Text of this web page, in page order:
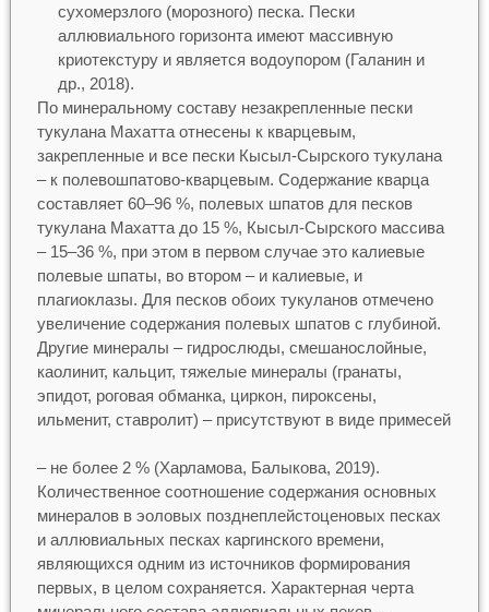
сухомерзлого (морозного) песка. Пески
аллювиального горизонта имеют массивную
криотекстуру и является водоупором (Галанин и
др., 2018).
По минеральному составу незакрепленные пески
тукулана Махатта отнесены к кварцевым,
закрепленные и все пески Кысыл-Сырского тукулана
– к полевошпатово-кварцевым. Содержание кварца
составляет 60–96 %, полевых шпатов для песков
тукулана Махатта до 15 %, Кысыл-Сырского массива
– 15–36 %, при этом в первом случае это калиевые
полевые шпаты, во втором – и калиевые, и
плагиоклазы. Для песков обоих тукуланов отмечено
увеличение содержания полевых шпатов с глубиной.
Другие минералы – гидрослюды, смешанослойные,
каолинит, кальцит, тяжелые минералы (гранаты,
эпидот, роговая обманка, циркон, пироксены,
ильменит, ставролит) – присутствуют в виде примесей
– не более 2 % (Харламова, Балыкова, 2019).
Количественное соотношение содержания основных
минералов в эоловых позднеплейстоценовых песках
и аллювиальных песках каргинского времени,
являющихся одним из источников формирования
первых, в целом сохраняется. Характерная черта